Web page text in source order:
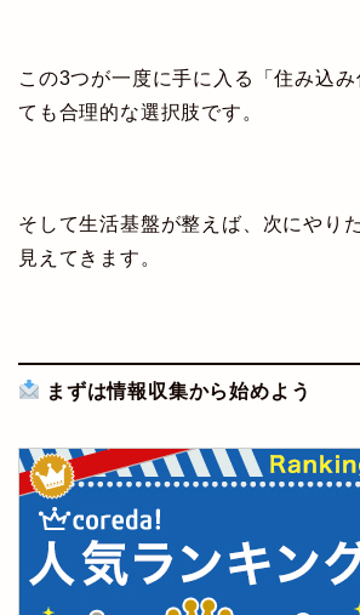
この3つが一度に手に入る「住み込
ても合理的な選択肢です。
そして生活基盤が整えば、次にやり
見えてきます。
まずは情報収集から始めよう